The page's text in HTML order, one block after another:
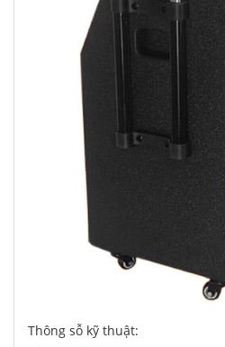
Thông sỗ kỹ thuật: